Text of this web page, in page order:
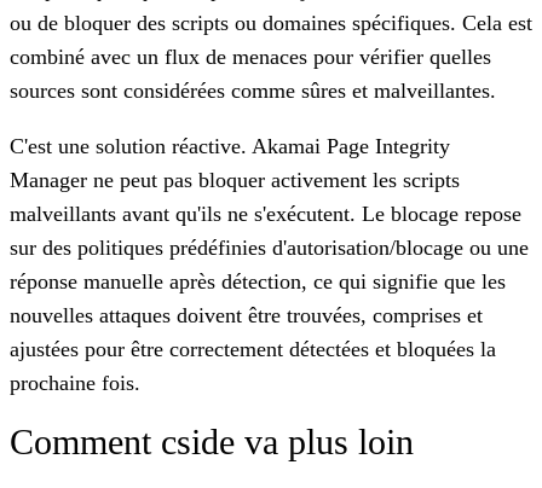
ou de bloquer des scripts ou domaines spécifiques. Cela est
combiné avec un flux de menaces pour vérifier quelles
sources sont considérées comme sûres et malveillantes.
C'est une solution réactive. Akamai Page Integrity
Manager ne peut pas bloquer activement les scripts
malveillants avant qu'ils ne s'exécutent. Le blocage repose
sur des politiques prédéfinies d'autorisation/blocage ou une
réponse manuelle après détection, ce qui signifie que les
nouvelles attaques doivent être trouvées, comprises et
ajustées pour être correctement détectées et bloquées la
prochaine fois.
Comment cside va plus loin